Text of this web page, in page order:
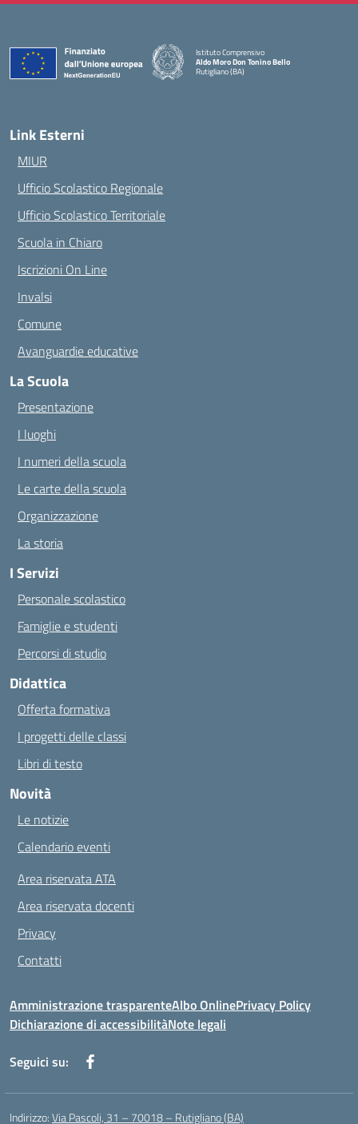
Istituto Comprensivo
Aldo Moro Don Tonino Bello
Rutigliano (BA)
— Visita la pagina iniziale della scuola
Link Esterni
MIUR
Ufficio Scolastico Regionale
Ufficio Scolastico Territoriale
Scuola in Chiaro
Iscrizioni On Line
Invalsi
Comune
Avanguardie educative
La Scuola
Presentazione
I luoghi
I numeri della scuola
Le carte della scuola
Organizzazione
La storia
I Servizi
Personale scolastico
Famiglie e studenti
Percorsi di studio
Didattica
Offerta formativa
I progetti delle classi
Libri di testo
Novità
Le notizie
Calendario eventi
Area riservata ATA
Area riservata docenti
Privacy
Contatti
Amministrazione trasparenteAlbo OnlinePrivacy Policy
Dichiarazione di accessibilitàNote legali
Seguici su:
Indirizzo:Via Pascoli, 31 – 70018 – Rutigliano (BA)